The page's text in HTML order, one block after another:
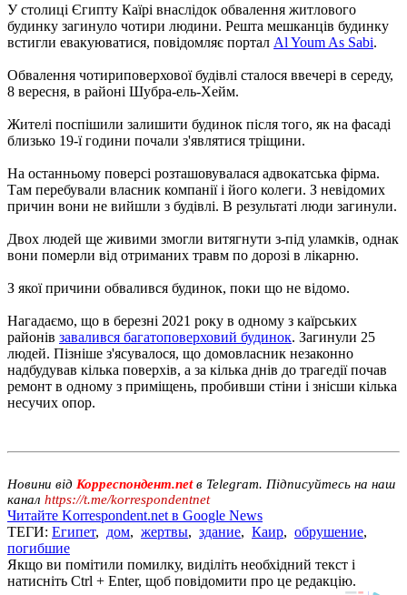
У столиці Єгипту Каїрі внаслідок обвалення житлового
будинку загинуло чотири людини. Решта мешканців будинку
встигли евакуюватися, повідомляє портал Al Youm As Sabi.
Обвалення чотириповерхової будівлі сталося ввечері в середу,
8 вересня, в районі Шубра-ель-Хейм.
Жителі поспішили залишити будинок після того, як на фасаді
близько 19-ї години почали з'являтися тріщини.
На останньому поверсі розташовувалася адвокатська фірма.
Там перебували власник компанії і його колеги. З невідомих
причин вони не вийшли з будівлі. В результаті люди загинули.
Двох людей ще живими змогли витягнути з-під уламків, однак
вони померли від отриманих травм по дорозі в лікарню.
З якої причини обвалився будинок, поки що не відомо.
Нагадаємо, що в березні 2021 року в одному з каїрських
районів завалився багатоповерховий будинок. Загинули 25
людей. Пізніше з'ясувалося, що домовласник незаконно
надбудував кілька поверхів, а за кілька днів до трагедії почав
ремонт в одному з приміщень, пробивши стіни і знісши кілька
несучих опор.
Новини від Корреспондент.netв Telegram. Підписуйтесь на наш
канал https://t.me/korrespondentnet
Читайте Korrespondent.net в Google News
ТЕГИ: Египет, дом, жертвы, здание, Каир, обрушение,
погибшие
Якщо ви помітили помилку, виділіть необхідний текст і
натисніть Ctrl + Enter, щоб повідомити про це редакцію.